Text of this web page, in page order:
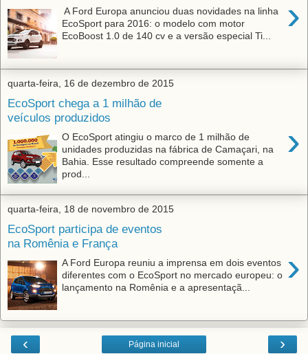
›
A Ford Europa anunciou duas novidades na linha
EcoSport para 2016: o modelo com motor
EcoBoost 1.0 de 140 cv e a versão especial Ti...
quarta-feira, 16 de dezembro de 2015
EcoSport chega a 1 milhão de
veículos produzidos
›
O EcoSport atingiu o marco de 1 milhão de
unidades produzidas na fábrica de Camaçari, na
Bahia. Esse resultado compreende somente a
prod...
quarta-feira, 18 de novembro de 2015
EcoSport participa de eventos
na Romênia e França
›
A Ford Europa reuniu a imprensa em dois eventos
diferentes com o EcoSport no mercado europeu: o
lançamento na Romênia e a apresentaçã...
‹ ›
Página inicial